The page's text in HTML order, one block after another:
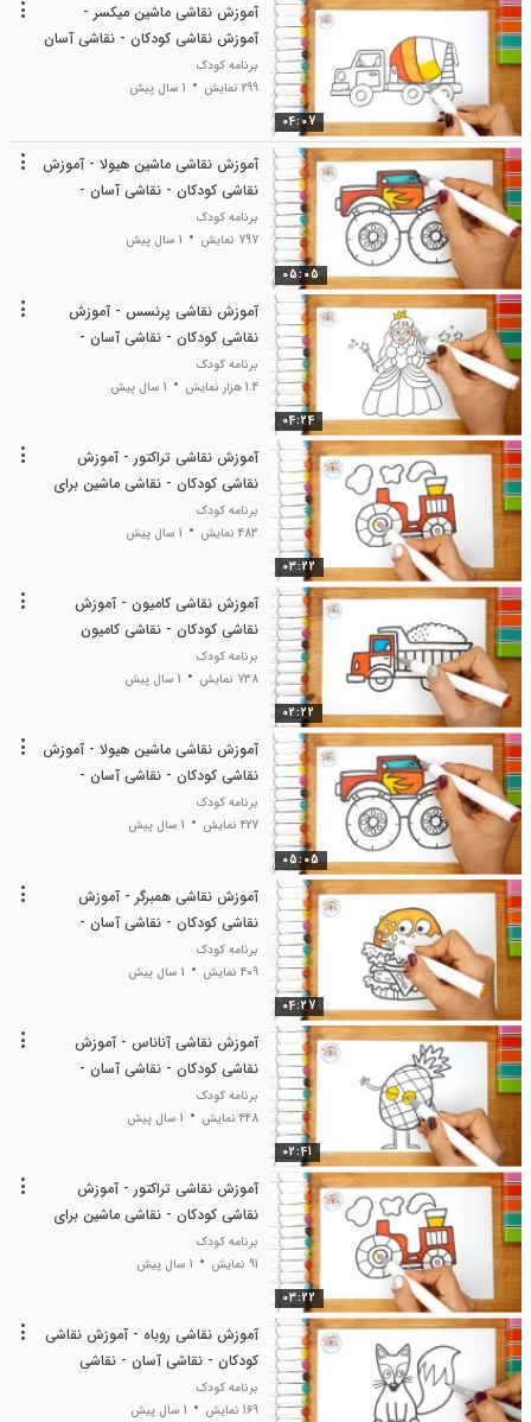
04:07
آموزش نقاشی ماشین میکسر -
آموزش نقاشی کودکان - نقاشی آسان
- نقاشی کودک
برنامه کودک
299 نمایش
1 سال پیش
05:05
آموزش نقاشی ماشین هیولا - آموزش
نقاشی کودکان - نقاشی آسان -
نقاشی کودک
برنامه کودک
797 نمایش
1 سال پیش
04:24
آموزش نقاشی پرنسس - آموزش
نقاشی کودکان - نقاشی آسان -
نقاشی کودک
برنامه کودک
1.4 هزار نمایش
1 سال پیش
03:22
آموزش نقاشی تراکتور - آموزش
نقاشی کودکان - نقاشی ماشین برای
کودکان - نقاشی آسان
برنامه کودک
483 نمایش
1 سال پیش
02:22
آموزش نقاشی کامیون - آموزش
نقاشی کودکان - نقاشی کامیون
کودکان - نقاشی آسان
برنامه کودک
738 نمایش
1 سال پیش
05:05
آموزش نقاشی ماشین هیولا - آموزش
نقاشی کودکان - نقاشی آسان -
نقاشی کودک
برنامه کودک
427 نمایش
1 سال پیش
04:27
آموزش نقاشی همبرگر - آموزش
نقاشی کودکان - نقاشی آسان -
نقاشی کودک
برنامه کودک
409 نمایش
1 سال پیش
02:41
آموزش نقاشی آناناس - آموزش
نقاشی کودکان - نقاشی آسان -
نقاشی کودک
برنامه کودک
448 نمایش
1 سال پیش
03:22
آموزش نقاشی تراکتور - آموزش
نقاشی کودکان - نقاشی ماشین برای
کودکان - نقاشی آسان
برنامه کودک
91 نمایش
1 سال پیش
آموزش نقاشی روباه - آموزش نقاشی
کودکان - نقاشی آسان - نقاشی
کودک
برنامه کودک
169 نمایش
1 سال پیش